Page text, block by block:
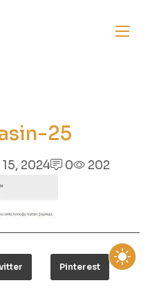
25
2024 0 202
Pinterest